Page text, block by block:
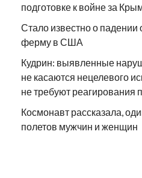
подготовке к войне за
Стало известно о падении
ферму в США
Кудрин: выявленные
не касаются нецелевого
не требуют реагирования
Космонавт рассказала,
полетов мужчин и женщин